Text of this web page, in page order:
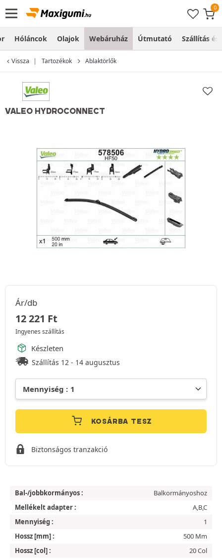
Hóláncok Olajok Webáruház Útmutató Szállítás és
Vissza Tartozékok Ablaktörlők
VALEO HYDROCONNECT
Ár/db
12 221 Ft
Ingyenes szállítás
Készleten
Szállítás 12 - 14 augusztus
KOSÁRBA TESZ
Biztonságos tranzakció
Bal-/jobbkormányos :
Balkormányoshoz
Mellékelt adapter :
A,B,C
Mennyiség :
1
Hossz [mm] :
500 Mm
Hossz [col] :
20 Col